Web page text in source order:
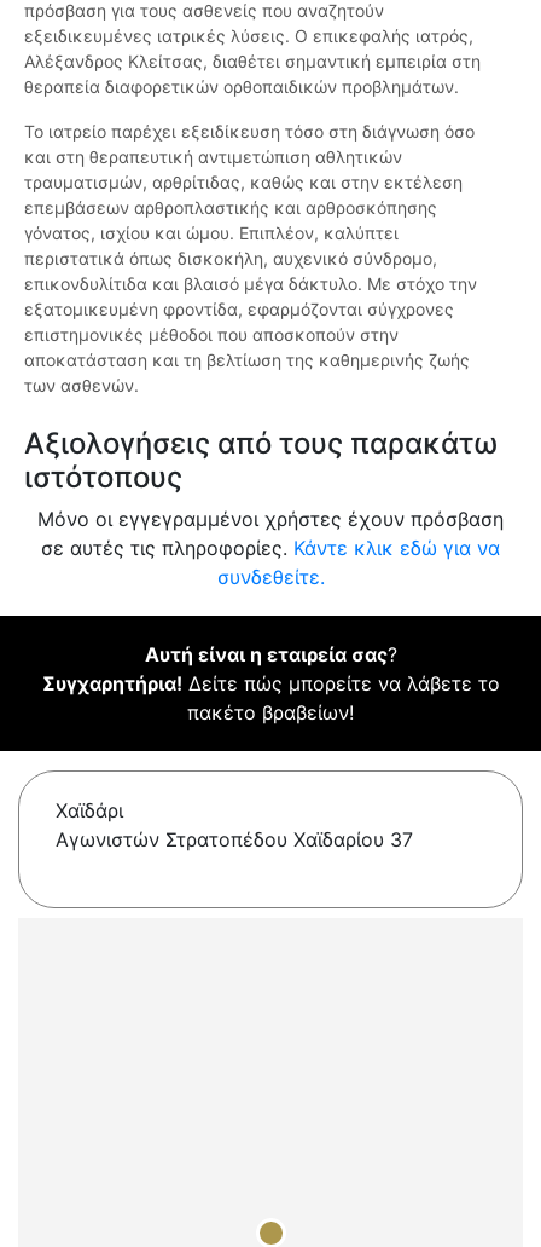
πρόσβαση για τους ασθενείς που αναζητούν
εξειδικευμένες ιατρικές λύσεις. Ο επικεφαλής ιατρός,
Αλέξανδρος Κλείτσας, διαθέτει σημαντική εμπειρία στη
θεραπεία διαφορετικών ορθοπαιδικών προβλημάτων.
Το ιατρείο παρέχει εξειδίκευση τόσο στη διάγνωση όσο
και στη θεραπευτική αντιμετώπιση αθλητικών
τραυματισμών, αρθρίτιδας, καθώς και στην εκτέλεση
επεμβάσεων αρθροπλαστικής και αρθροσκόπησης
γόνατος, ισχίου και ώμου. Επιπλέον, καλύπτει
περιστατικά όπως δισκοκήλη, αυχενικό σύνδρομο,
επικονδυλίτιδα και βλαισό μέγα δάκτυλο. Με στόχο την
εξατομικευμένη φροντίδα, εφαρμόζονται σύγχρονες
επιστημονικές μέθοδοι που αποσκοπούν στην
αποκατάσταση και τη βελτίωση της καθημερινής ζωής
των ασθενών.
Αξιολογήσεις από τους παρακάτω
ιστότοπους
Μόνο οι εγγεγραμμένοι χρήστες έχουν πρόσβαση
σε αυτές τις πληροφορίες. Κάντε κλικ εδώ για να
συνδεθείτε.
Αυτή είναι η εταιρεία σας?
Συγχαρητήρια! Δείτε πώς μπορείτε να λάβετε το
πακέτο βραβείων!
Χαϊδάρι
Αγωνιστών Στρατοπέδου Χαϊδαρίου 37